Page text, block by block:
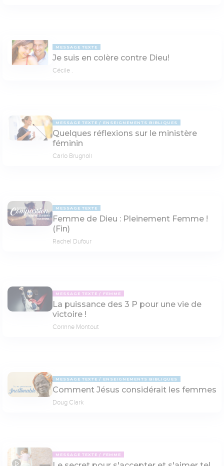
MESSAGE TEXTE
Je suis en colère contre Dieu!
Cécile .
MESSAGE TEXTE ENSEIGNEMENTS BIBLIQUES
Quelques réflexions sur le ministère
féminin
Carlo Brugnoli
MESSAGE TEXTE
Femme de Dieu : Pleinement Femme !
(Fin)
Rachel Dufour
MESSAGE TEXTE FEMME
La puissance des 3 P pour une vie de
victoire !
Corinne Montout
MESSAGE TEXTE ENSEIGNEMENTS BIBLIQUES
Comment Jésus considérait les femmes
Doug Clark
MESSAGE TEXTE FEMME